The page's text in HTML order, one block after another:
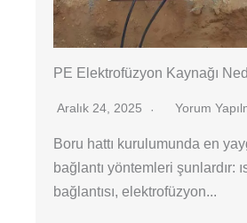
PE Elektrofüzyon Kaynağı
Aralık 24, 2025 Yorum
Boru hattı kurulumunda en
bağlantı yöntemleri şunlardır:
bağlantısı, elektrofüzyon...